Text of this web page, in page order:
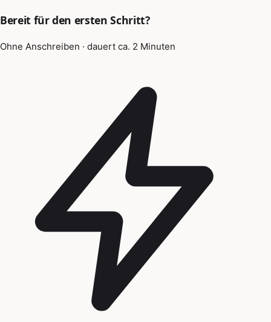
Bereit für den ersten Schritt?
Ohne Anschreiben · dauert ca. 2 Minuten